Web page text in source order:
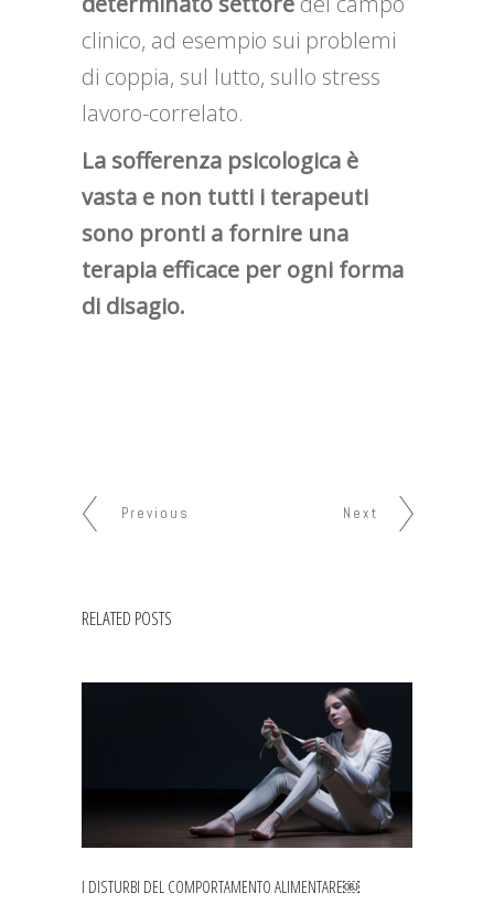
clinico, ad esempio sui problemi
di coppia, sul lutto, sullo stress
lavoro-correlato.
La sofferenza psicologica è
vasta e non tutti i terapeuti
sono pronti a fornire una
terapia efficace per ogni forma
di disagio.
Previous Next
RELATED POSTS
I DISTURBI DEL COMPORTAMENTO ALIMENTARE￼